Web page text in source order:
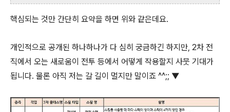
핵심되는 것만 간단히 요약을 하면 위와 같은데요.
개인적으로 공개된 하나하나가 다 심히 궁금하긴 하지만, 2차 전
직에서 오는 새로움이 전투 등에서 어떻게 작용할지 사뭇 기대가
됩니다. 물론 아직 저는 갈 길이 멀지만 말이죠 ^^;; ▼